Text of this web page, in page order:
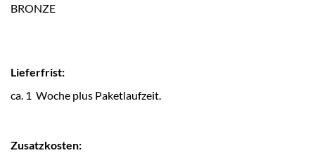
BRONZE
Lieferfrist:
ca. 1 Woche plus Paketlaufzeit.
Zusatzkosten: